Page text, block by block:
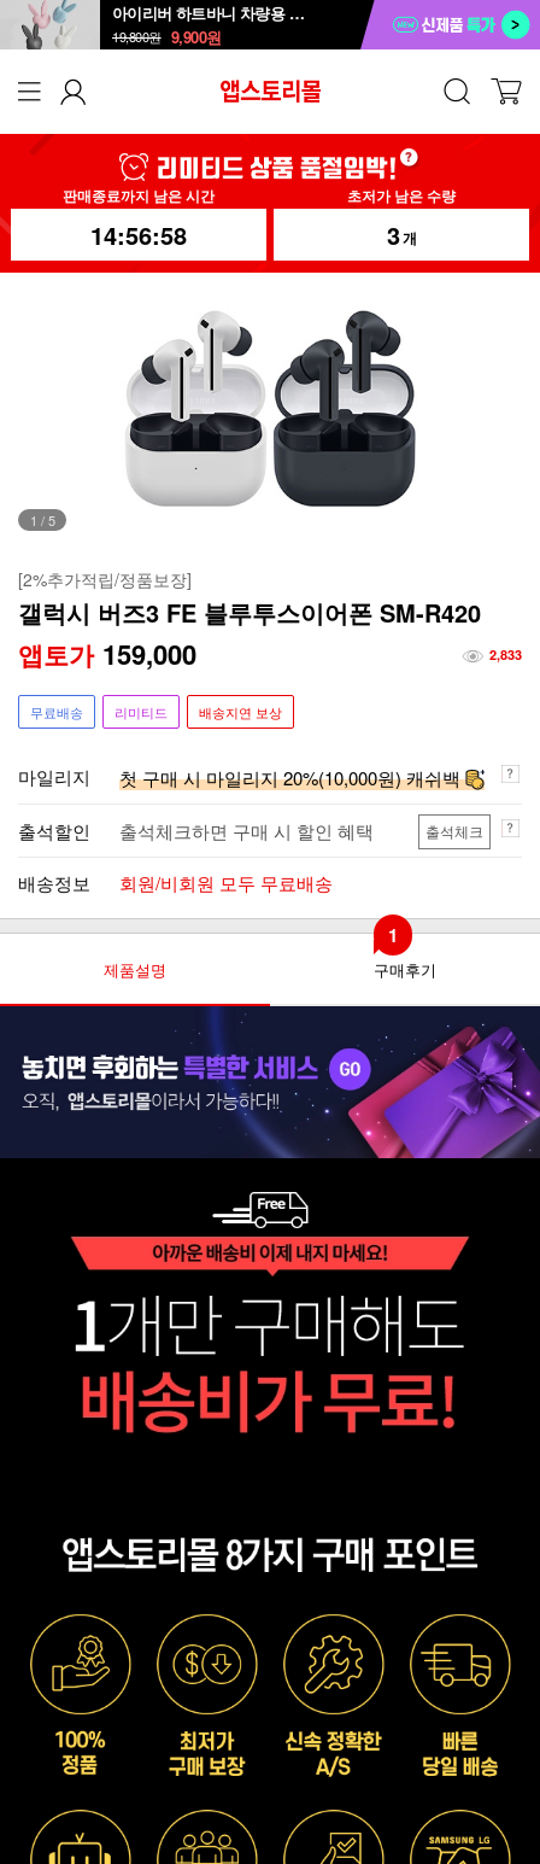
아이리버 하트바니 차량용 방향제 ICD-B1
19,800원 9,900원
판매종료까지 남은 시간
14:56:56
초저가 남은 수량
3개
1 /5
[2%추가적립/정품보장]
갤럭시 버즈3 FE 블루투스이어폰 SM-R420
앱토가 159,000 2,833
무료배송 리미티드 배송지연 보상
마일리지 첫 구매 시 마일리지 20%(10,000원) 캐쉬백
출석할인 출석체크하면 구매 시 할인 혜택 출석체크
배송정보 회원/비회원 모두 무료배송
제품설명 구매후기
1